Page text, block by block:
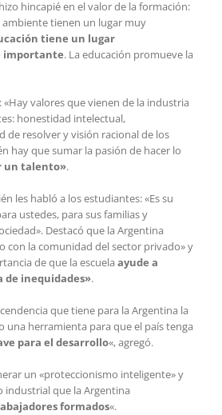
hincapié en el valor de la formación:
tienen un lugar muy
tiene un lugar
importante. La educación promueve la
«Hay valores que vienen de la industria
honestidad intelectual,
de resolver y visión racional de los
hay que sumar la pasión de hacer lo
un talento».
les habló a los estudiantes: «Es su
ustedes, para sus familias y
Destacó que la Argentina
con la comunidad del sector privado» y
de que la escuela ayude a
inequidades».
que tiene para la Argentina la
una herramienta para que el país tenga
para el desarrollo«, agregó.
un «proteccionismo inteligente» y
industrial que la Argentina
formados«.